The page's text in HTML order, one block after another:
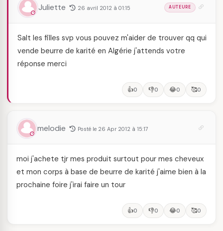
Juliette 26 avril 2012 à 01:15 AUTEURE
Salt les filles svp vous pouvez m'aider de trouver qq qui
vende beurre de karité en Algérie j'attends votre
réponse merci
👍0 👎0 😂0 🥰0
melodie Posté le 26 Apr 2012 à 15:17
moi j'achete tjr mes produit surtout pour mes cheveux
et mon corps à base de beurre de karité j'aime bien à la
prochaine foire j'irai faire un tour
👍0 👎0 😂0 🥰0